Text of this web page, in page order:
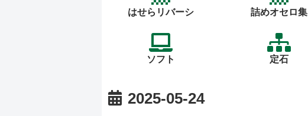
はせらリバーシ 詰めオセロ集
ソフト 定石
2025-05-24